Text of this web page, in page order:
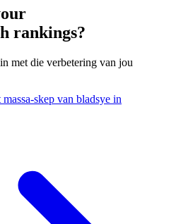
rankings?
met die verbetering van jou
skep van bladsye in